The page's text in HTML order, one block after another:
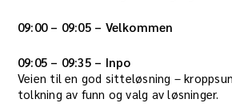
09:00 – 09:05 – Velkommen
09:05 – 09:35 – Inpo
Veien til en god sitteløsning –
tolkning av funn og valg av løsninger.